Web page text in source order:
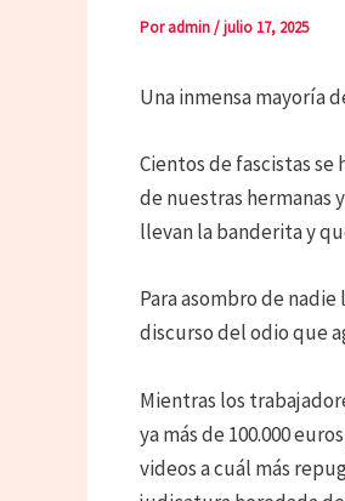
Poradmin/julio 17, 2025
Una inmensa mayoría
Cientos de fascistas
de nuestras hermanas
llevan la banderita y
Para asombro de
discurso del odio que
Mientras los
ya más de 100.000
videos a cuál más